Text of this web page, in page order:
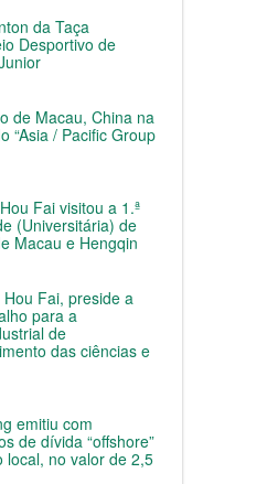
da Taça
Desportivo de
de Macau, China na
“Asia / Pacific Group
Fai visitou a 1.ª
(Universitária) de
Macau e Hengqin
Fai, preside a
para a
de
das ciências e
emitiu com
de dívida “offshore”
local, no valor de 2,5